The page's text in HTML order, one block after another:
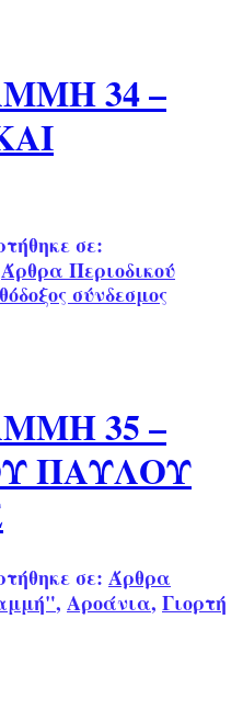
34 –
σε:
Άρθρα Περιοδικού
σύνδεσμος
35 –
ΠΑΥΛΟΥ
σε: Άρθρα
, Αροάνια, Γιορτή